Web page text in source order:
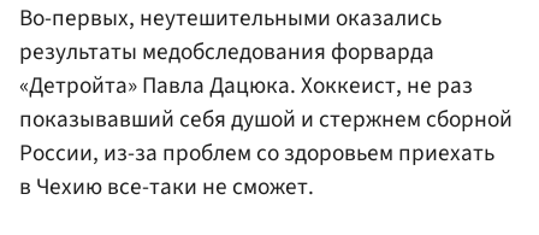
Во-первых, неутешительными оказались
результаты медобследования форварда
«Детройта» Павла Дацюка. Хоккеист, не раз
показывавший себя душой и стержнем сборной
России, из-за проблем со здоровьем приехать
в Чехию все-таки не сможет.